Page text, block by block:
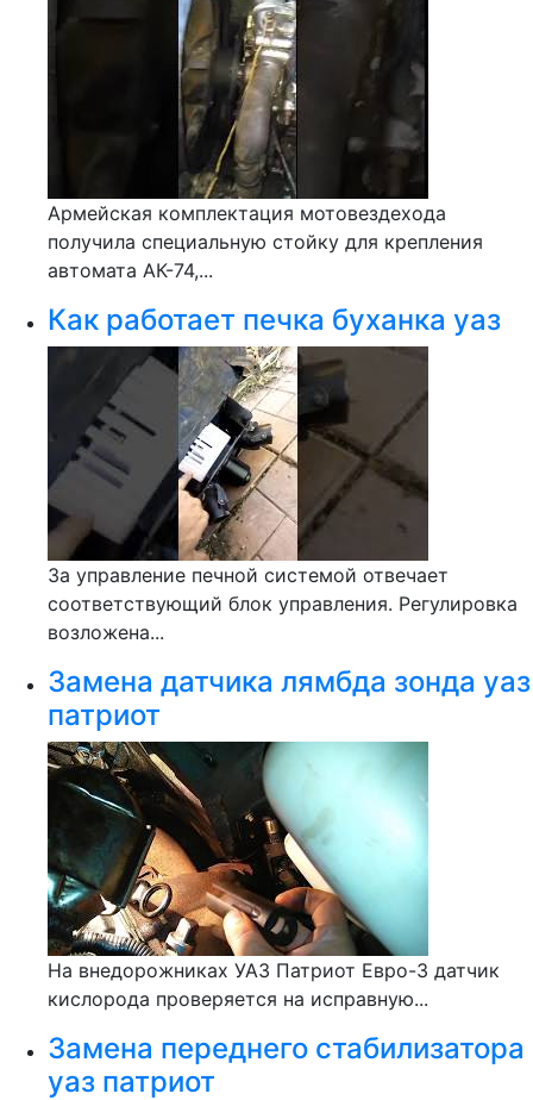
Армейская комплектация мотовездехода
получила специальную стойку для крепления
автомата АК-74,...
Как работает печка буханка уаз
За управление печной системой отвечает
соответствующий блок управления. Регулировка
возложена...
Замена датчика лямбда зонда уаз
патриот
На внедорожниках УАЗ Патриот Евро-3 датчик
кислорода проверяется на исправную...
Замена переднего стабилизатора
уаз патриот